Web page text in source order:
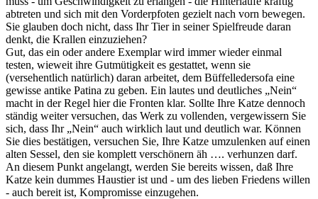
abtreten und sich mit den Vorderpfoten gezielt nach vorn bewegen.
Sie glauben doch nicht, dass Ihr Tier in seiner Spielfreude daran
denkt, die Krallen einzuziehen?
Gut, das ein oder andere Exemplar wird immer wieder einmal
testen, wieweit ihre Gutmütigkeit es gestattet, wenn sie
(versehentlich natürlich) daran arbeitet, dem Büffelledersofa eine
gewisse antike Patina zu geben. Ein lautes und deutliches „Nein“
macht in der Regel hier die Fronten klar. Sollte Ihre Katze dennoch
ständig weiter versuchen, das Werk zu vollenden, vergewissern Sie
sich, dass Ihr „Nein“ auch wirklich laut und deutlich war. Können
Sie dies bestätigen, versuchen Sie, Ihre Katze umzulenken auf einen
alten Sessel, den sie komplett verschönern äh …. verhunzen darf.
An diesem Punkt angelangt, werden Sie bereits wissen, daß Ihre
Katze kein dummes Haustier ist und - um des lieben Friedens willen
- auch bereit ist, Kompromisse einzugehen.